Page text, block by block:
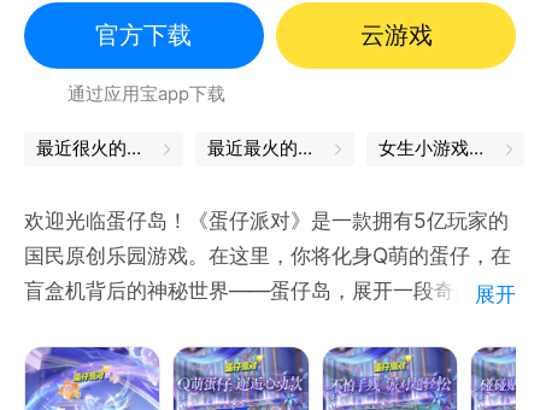
官方下载 云游戏
通过应用宝app下载
最近很火的游戏 最近最火的游戏 女生小游戏大全
欢迎光临蛋仔岛！《蛋仔派对》是一款拥有5亿玩家的
国民原创乐园游戏。在这里，你将化身Q萌的蛋仔，在
盲盒机背后的神秘世界——蛋仔岛，展开一段奇妙的闯
休闲娱乐玩法，不怕手残，趣味无穷~海量高萌盲盒外
观，来邂逅你的心动款！自由度极高的乐园编辑器，助
展开